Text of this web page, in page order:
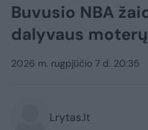
Buvusio NBA
dalyvaus
2026 m. rugpjūčio 7 d. 20:35
Lrytas.lt